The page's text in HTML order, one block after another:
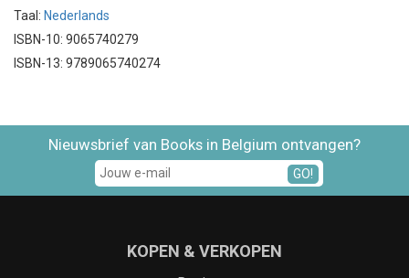
Taal: Nederlands
ISBN-10: 9065740279
ISBN-13: 9789065740274
Nieuwsbrief van Books in Belgium ontvangen?
GO!
KOPEN & VERKOPEN